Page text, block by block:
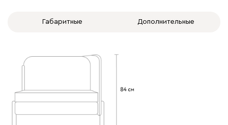
120 236
Габаритные Дополнительные